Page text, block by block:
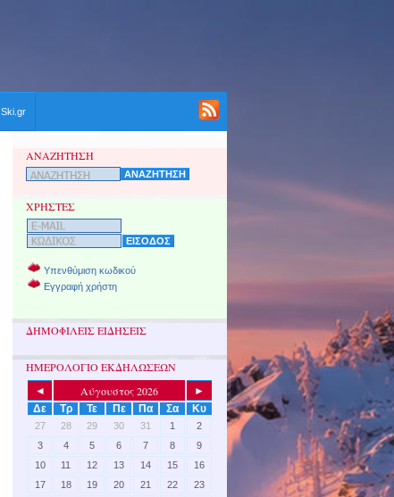
Ski.gr
ΑΝΑΖΗΤΗΣΗ
ΧΡΗΣΤΕΣ
Υπενθύμιση κωδικού
Εγγραφή χρήστη
ΔΗΜΟΦΙΛΕΙΣ ΕΙΔΗΣΕΙΣ
ΗΜΕΡΟΛΟΓΙΟ ΕΚΔΗΛΩΣΕΩΝ
◄ Αύγουστος 2026
►
Δε
Τρ Τε Πε Πα Σα Κυ
27 28 29 30 31 1
2
3
4 5 6 7 8
9
10
11 12 13 14 15
16
17
18 19 20 21 22
23